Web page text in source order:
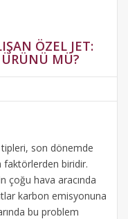
ÖZEL JET:
ÜRÜNÜ MÜ?
tipleri, son dönemde
faktörlerden biridir.
çoğu hava aracında
karbon emisyonuna
bu problem